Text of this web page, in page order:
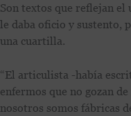
Son textos que reflejan
le daba oficio y sustento,
una cuartilla.
“El articulista -había
enfermos que no gozan
nosotros somos fábricas